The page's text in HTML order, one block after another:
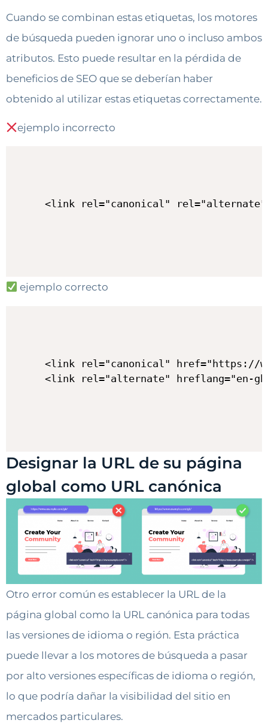
Cuando se combinan estas etiquetas, los motores
de búsqueda pueden ignorar uno o incluso ambos
atributos. Esto puede resultar en la pérdida de
beneficios de SEO que se deberían haber
obtenido al utilizar estas etiquetas correctamente.
ejemplo incorrecto
<link rel="canonical" rel="alternate"
ejemplo correcto
<link rel="canonical" href="https://
Designar la URL de su página
global como URL canónica
Otro error común es establecer la URL de la
página global como la URL canónica para todas
las versiones de idioma o región. Esta práctica
puede llevar a los motores de búsqueda a pasar
por alto versiones específicas de idioma o región,
lo que podría dañar la visibilidad del sitio en
mercados particulares.